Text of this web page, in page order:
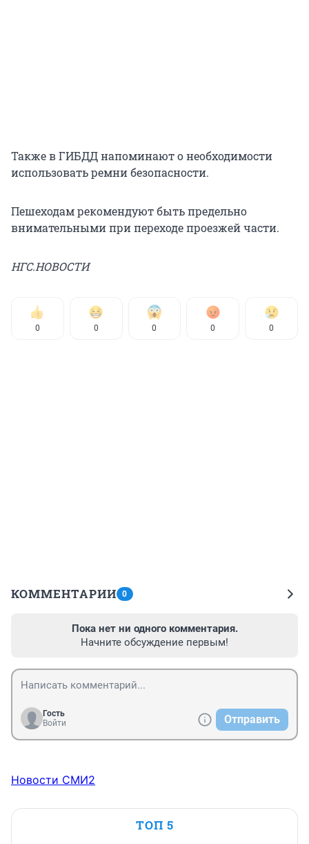
Также в ГИБДД напоминают о необходимости
использовать ремни безопасности.
Пешеходам рекомендуют быть предельно
внимательными при переходе проезжей части.
НГС.НОВОСТИ
0 0 0 0 0
КОММЕНТАРИИ 0
Пока нет ни одного комментария.
Начните обсуждение первым!
Гость
Войти
Отправить
Новости СМИ2
ТОП 5